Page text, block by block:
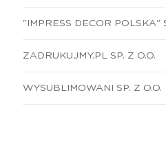
"IMPRESS DECOR POLSKA"
ZADRUKUJMY.PL SP. Z O.O.
WYSUBLIMOWANI SP. Z O.O.